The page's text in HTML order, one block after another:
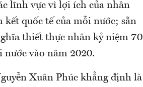
lĩnh vực vì lợi ích của nhân
kết quốc tế của mỗi nước; sẵn
thiết thực nhân kỷ niệm 70
nước vào năm 2020.
Xuân Phúc khẳng định là